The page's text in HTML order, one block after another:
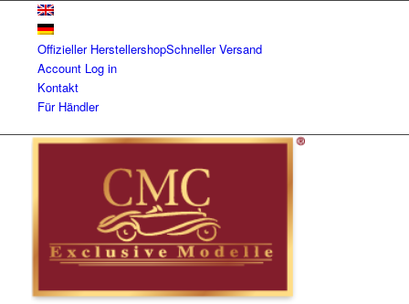
Offizieller HerstellershopSchneller Versand
Account Log in
Kontakt
Für Händler